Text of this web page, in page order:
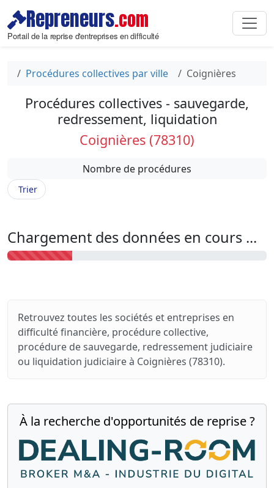
Repreneurs.com
Portail de la reprise d'entreprises en difficulté
Procédures collectives par ville Coignières
Procédures collectives - sauvegarde,
redressement, liquidation
Coignières (78310)
Nombre de procédures
Trier
Chargement des données en cours ...
Retrouvez toutes les sociétés et entreprises en
difficulté financière, procédure collective,
procédure de sauvegarde, redressement judiciaire
ou liquidation judiciaire à Coignières (78310).
À la recherche d'opportunités de reprise ?